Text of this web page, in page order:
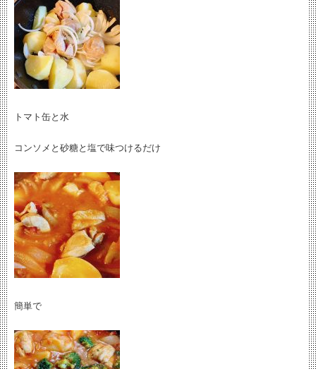
トマト缶と水
コンソメと砂糖と塩で味つけるだけ
簡単で